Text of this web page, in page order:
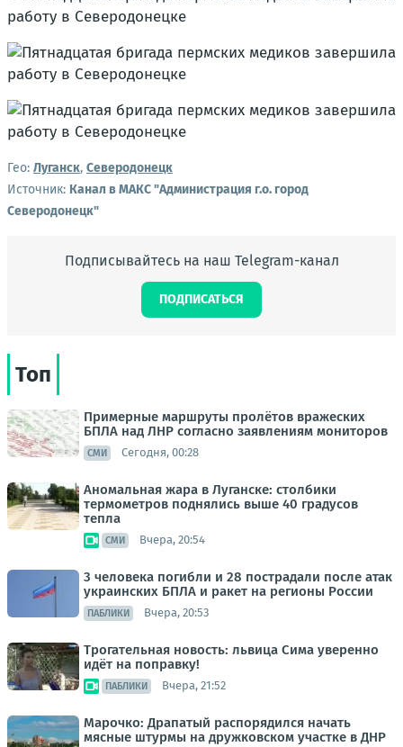
Гео: Луганск, Северодонецк
Источник: Канал в МАКС "Администрация г.о. город
Северодонецк"
Подписывайтесь на наш Telegram-канал
ПОДПИСАТЬСЯ
Топ
Примерные маршруты пролётов вражеских
БПЛА над ЛНР согласно заявлениям мониторов
СМИ Сегодня, 00:28
Аномальная жара в Луганске: столбики
термометров поднялись выше 40 градусов
тепла
СМИ Вчера, 20:54
3 человека погибли и 28 пострадали после атак
украинских БПЛА и ракет на регионы России
ПАБЛИКИ Вчера, 20:53
Трогательная новость: львица Сима уверенно
идёт на поправку!
ПАБЛИКИ Вчера, 21:52
Марочко: Драпатый распорядился начать
мясные штурмы на дружковском участке в ДНР